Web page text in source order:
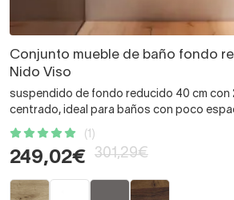
Conjunto mueble de baño fondo
Nido Viso
suspendido de fondo reducido 40 cm con
centrado, ideal para baños con poco
(1)
249,02€ 301,29€